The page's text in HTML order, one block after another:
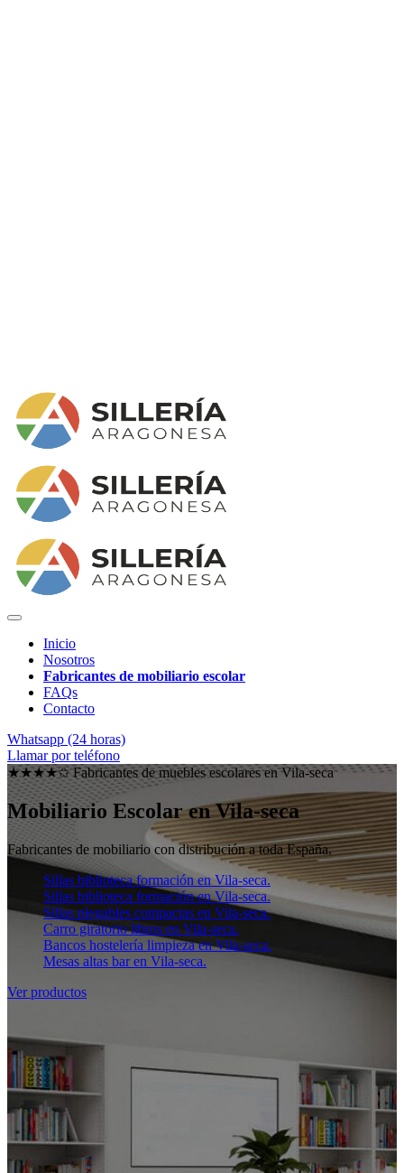
Inicio
Nosotros
Fabricantes de mobiliario escolar
FAQs
Contacto
Whatsapp (24 horas)
Llamar por teléfono
★★★★✩ Fabricantes de muebles escolares enVila-seca
Mobiliario Escolar en Vila-seca
Fabricantes de mobiliario con distribución a toda España.
Sillas biblioteca formación en Vila-seca.
Sillas biblioteca formación en Vila-seca.
Sillas plegables compactas en Vila-seca.
Carro giratorio libros en Vila-seca.
Bancos hostelería limpieza en Vila-seca.
Mesas altas bar en Vila-seca.
Ver productos